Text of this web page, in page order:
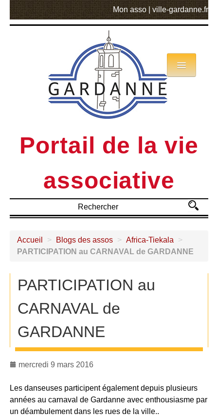
Mon asso ville-gardanne.fr
Portail de la vie
associative
Annuaire
Actualités
MVA
Accueil > Blogs des assos > Africa-Tiekala
>
PARTICIPATION au CARNAVAL de GARDANNE
PARTICIPATION au
CARNAVAL de
GARDANNE
mercredi 9 mars 2016
Les danseuses participent également depuis plusieurs
années au carnaval de Gardanne avec enthousiasme par
un déambulement dans les rues de la ville..